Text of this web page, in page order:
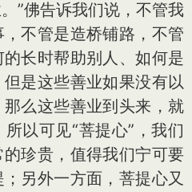
”佛告诉我们说，不管我
不管是造桥铺路，不管
长时帮助别人、如何是
是这些善业如果没有以
么这些善业到头来，就
以可见“菩提心”，我们
珍贵，值得我们宁可要
另外一方面，菩提心又